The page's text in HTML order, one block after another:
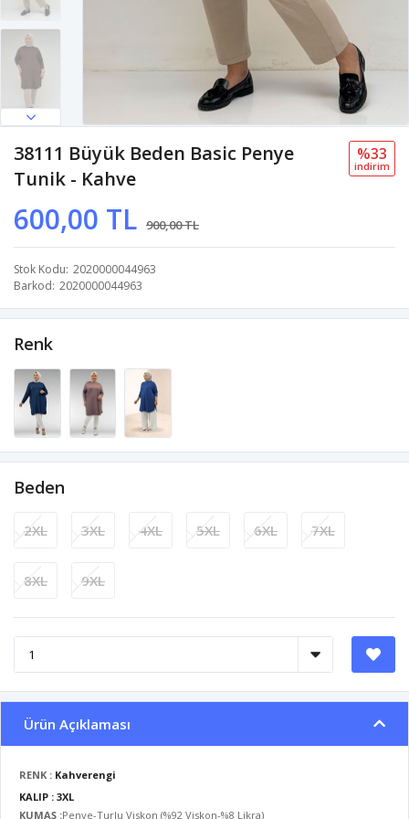
38111 Büyük Beden Basic Penye
Tunik - Kahve
600,00 TL 900,00 TL
%33
i̇ndi̇ri̇m
Stok Kodu 2020000044963
Barkod 2020000044963
Renk
Beden
2XL 3XL 4XL 5XL 6XL 7XL
8XL 9XL
Ürün Açıklaması
RENK : Kahverengi
KALIP : 3XL
KUMAŞ :Penye-Turlu Viskon (%92 Viskon-%8 Likra)